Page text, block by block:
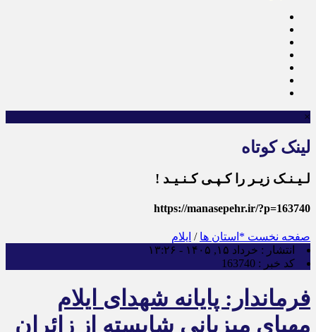
×
لینک کوتاه
لـیـنـک زیـر را کـپـی کـنـیـد !
https://manasepehr.ir/?p=163740
صفحه نخست *استان ها / ایلام
انتشار : خرداد ۱۵, ۱۴۰۵ - ۱۳:۲۶
کد خبر : 163740
فرماندار: پایانه شهدای ایلام
مهیای میزبانی شایسته از زائران